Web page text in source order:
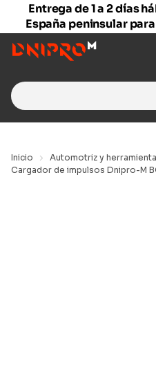
Entrega de 1 a 2 días
España peninsular
Search
for:
Inicio Automotriz y
Cargador de impulsos Dnipro-M